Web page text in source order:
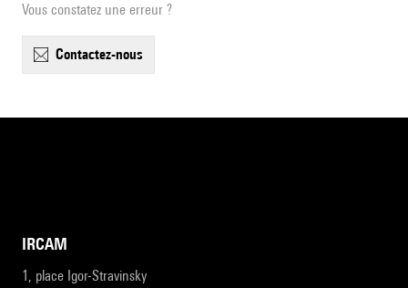
Vous constatez une erreur ?
contactez-nous
IRCAM
1, place Igor-Stravinsky